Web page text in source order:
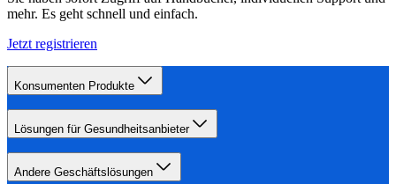
mehr. Es geht schnell und einfach.
Jetzt registrieren
Konsumenten Produkte
Lösungen für Gesundheitsanbieter
Andere Geschäftslösungen